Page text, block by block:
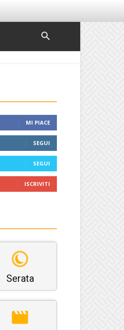
MI PIACE
SEGUI
SEGUI
ISCRIVITI
Serata